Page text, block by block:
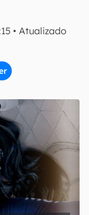
• Atualizado
Termos de